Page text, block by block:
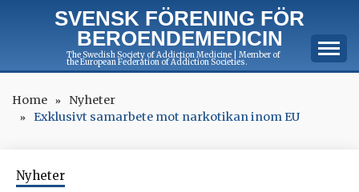
SVENSK FÖRENING FÖR
BEROENDEMEDICIN
The Swedish Society of Addiction Medicine | Member of
the European Federation of Addiction Societies.
Home
Nyheter
Exklusivt samarbete mot narkotikan inom EU
Nyheter